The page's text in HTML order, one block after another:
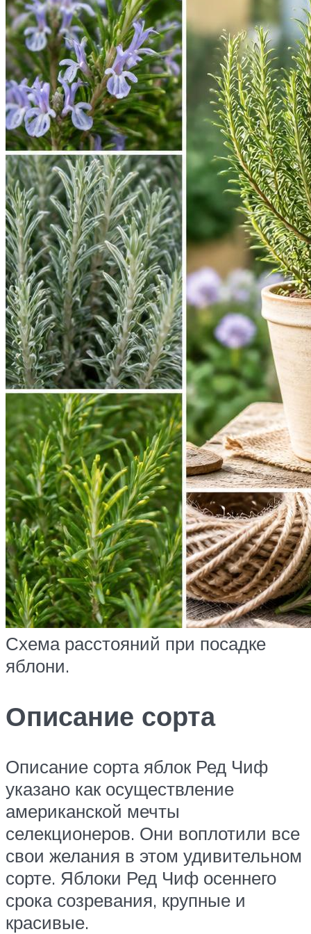
Схема расстояний при посадке
яблони.
Описание сорта
Описание сорта яблок Ред Чиф
указано как осуществление
американской мечты
селекционеров. Они воплотили все
свои желания в этом удивительном
сорте. Яблоки Ред Чиф осеннего
срока созревания, крупные и
красивые.